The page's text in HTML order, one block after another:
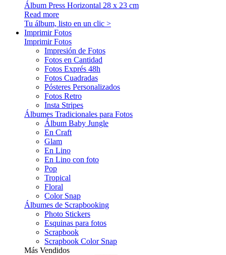
Álbum Press Horizontal 28 x 23 cm
Read more
Tu álbum, listo en un clic >
Imprimir Fotos
Imprimir Fotos
Impresión de Fotos
Fotos en Cantidad
Fotos Exprés 48h
Fotos Cuadradas
Pósteres Personalizados
Fotos Retro
Insta Stripes
Álbumes Tradicionales para Fotos
Álbum Baby Jungle
En Craft
Glam
En Lino
En Lino con foto
Pop
Tropical
Floral
Color Snap
Álbumes de Scrapbooking
Photo Stickers
Esquinas para fotos
Scrapbook
Scrapbook Color Snap
Más Vendidos